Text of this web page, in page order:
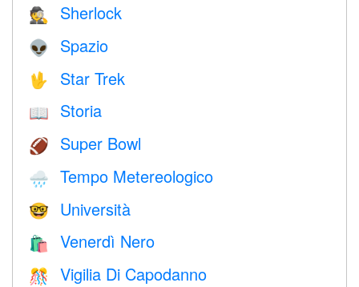
🕵️ Sherlock
👽 Spazio
🖖 Star Trek
📖 Storia
🏈 Super Bowl
🌧 Tempo Metereologico
🤓 Università
🛍 Venerdì Nero
🎊 Vigilia Di Capodanno